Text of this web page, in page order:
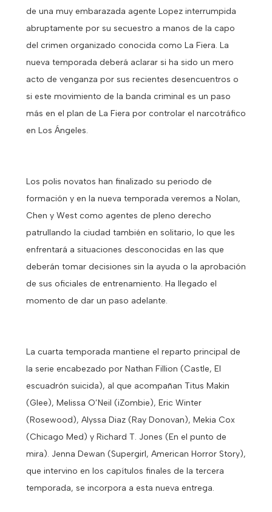
de una muy embarazada agente Lopez interrumpida
abruptamente por su secuestro a manos de la capo
del crimen organizado conocida como La Fiera. La
nueva temporada deberá aclarar si ha sido un mero
acto de venganza por sus recientes desencuentros o
si este movimiento de la banda criminal es un paso
más en el plan de La Fiera por controlar el narcotráfico
en Los Ángeles.
Los polis novatos han finalizado su periodo de
formación y en la nueva temporada veremos a Nolan,
Chen y West como agentes de pleno derecho
patrullando la ciudad también en solitario, lo que les
enfrentará a situaciones desconocidas en las que
deberán tomar decisiones sin la ayuda o la aprobación
de sus oficiales de entrenamiento. Ha llegado el
momento de dar un paso adelante.
La cuarta temporada mantiene el reparto principal de
la serie encabezado por Nathan Fillion (Castle, El
escuadrón suicida), al que acompañan Titus Makin
(Glee), Melissa O’Neil (iZombie), Eric Winter
(Rosewood), Alyssa Diaz (Ray Donovan), Mekia Cox
(Chicago Med) y Richard T. Jones (En el punto de
mira). Jenna Dewan (Supergirl, American Horror Story),
que intervino en los capítulos finales de la tercera
temporada, se incorpora a esta nueva entrega.